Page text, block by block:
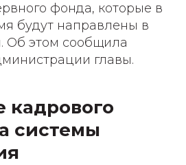
фонда, которые в
будут направлены в
Об этом сообщила
главы.
кадрового
системы